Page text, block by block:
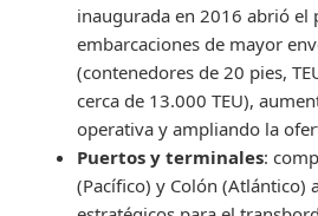
inaugurada en 2016 abrió el
embarcaciones de mayor
(contenedores de 20 pies,
cerca de 13.000 TEU),
operativa y ampliando la
Puertos y terminales:
(Pacífico) y Colón (Atlántico)